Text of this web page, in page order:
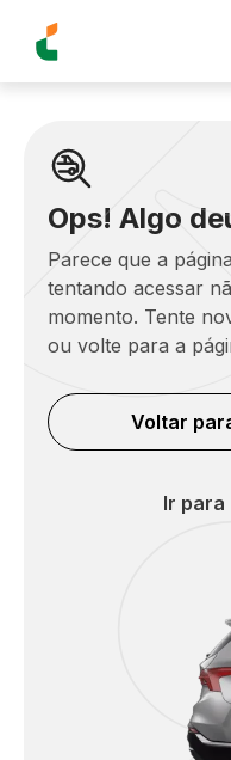
Ops! Algo
Parece que a
tentando acessar
momento. Tente
ou volte para a
Voltar
Ir para